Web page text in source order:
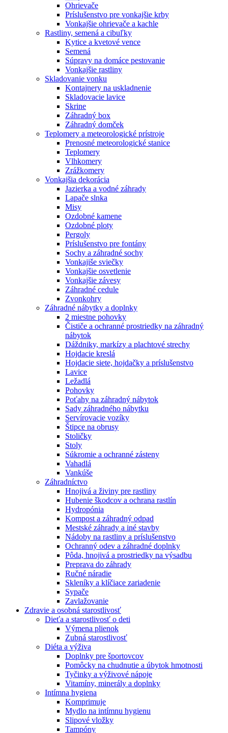
Ohrievače
Príslušenstvo pre vonkajšie krby
Vonkajšie ohrievače a kachle
Rastliny, semená a cibuľky
Kytice a kvetové vence
Semená
Súpravy na domáce pestovanie
Vonkajšie rastliny
Skladovanie vonku
Kontajnery na uskladnenie
Skladovacie lavice
Skrine
Záhradný box
Záhradný domček
Teplomery a meteorologické prístroje
Prenosné meteorologické stanice
Teplomery
Vlhkomery
Zrážkomery
Vonkajšia dekorácia
Jazierka a vodné záhrady
Lapače slnka
Misy
Ozdobné kamene
Ozdobné ploty
Pergoly
Príslušenstvo pre fontány
Sochy a záhradné sochy
Vonkajiše sviečky
Vonkajšie osvetlenie
Vonkajšie závesy
Záhradné cedule
Zvonkohry
Záhradné nábytky a doplnky
2 miestne pohovky
Čističe a ochranné prostriedky na záhradný
nábytok
Dáždniky, markízy a plachtové strechy
Hojdacie kreslá
Hojdacie siete, hojdačky a príslušenstvo
Lavice
Ležadlá
Pohovky
Poťahy na záhradný nábytok
Sady záhradného nábytku
Servírovacie vozíky
Štipce na obrusy
Stoličky
Stoly
Súkromie a ochranné zásteny
Vahadlá
Vankúše
Záhradníctvo
Hnojivá a živiny pre rastliny
Hubenie škodcov a ochrana rastlín
Hydropónia
Kompost a záhradný odpad
Mestské záhrady a iné stavby
Nádoby na rastliny a príslušenstvo
Ochranný odev a záhradné doplnky
Pôda, hnojivá a prostriedky na výsadbu
Preprava do záhrady
Ručné náradie
Skleníky a klíčiace zariadenie
Sypače
Zavlažovanie
Zdravie a osobná starostlivosť
Dieťa a starostlivosť o deti
Výmena plienok
Zubná starostlivosť
Diéta a výživa
Doplnky pre športovcov
Pomôcky na chudnutie a úbytok hmotnosti
Tyčinky a výživové nápoje
Vitamíny, minerály a doplnky
Intímna hygiena
Komprimuje
Mydlo na intímnu hygienu
Slipové vložky
Tampóny